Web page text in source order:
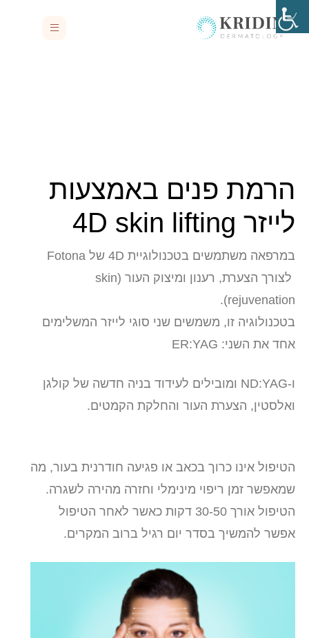
הרמת פנים באמצעות
לייזר 4D skin lifting
במרפאה משתמשים בטכנולוגיית 4D של Fotona
לצורך הצערת, רענון ומיצוק העור (skin
rejuvenation).
בטכנולוגיה זו, משמשים שני סוגי לייזר המשלימים
אחד את השני: ER:YAG
ו-ND:YAG ומובילים לעידוד בניה חדשה של קולגן
ואלסטין, הצערת העור והחלקת הקמטים.
הטיפול אינו כרוך בכאב או פגיעה חודרנית בעור, מה
שמאפשר זמן ריפוי מינימלי וחזרה מהירה לשגרה.
הטיפול אורך 30-50 דקות כאשר לאחר הטיפול
אפשר להמשיך בסדר יום רגיל ברוב המקרים.